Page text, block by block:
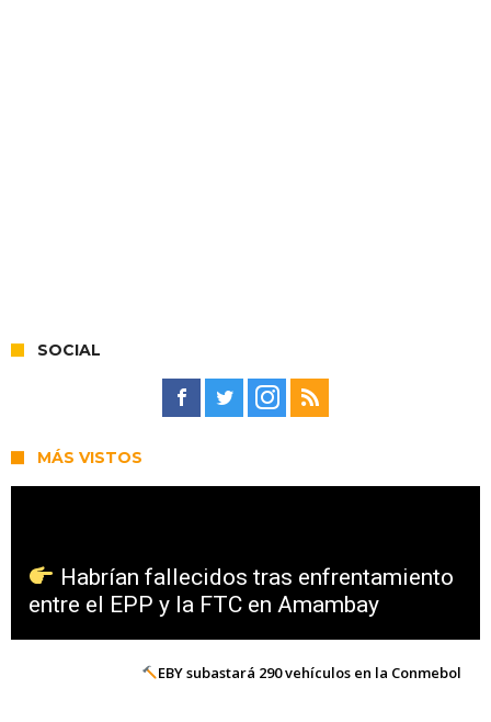
SOCIAL
MÁS VISTOS
Habrían fallecidos tras enfrentamiento
entre el EPP y la FTC en Amambay
EBY subastará 290 vehículos en la Conmebol